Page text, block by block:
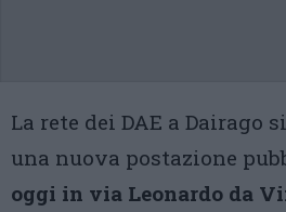
La rete dei DAE a Dairago
una nuova postazione
oggi in via Leonardo da